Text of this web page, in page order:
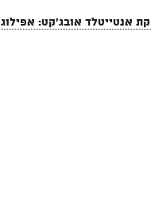
אנטייטלד אובג'קט: אפילוג